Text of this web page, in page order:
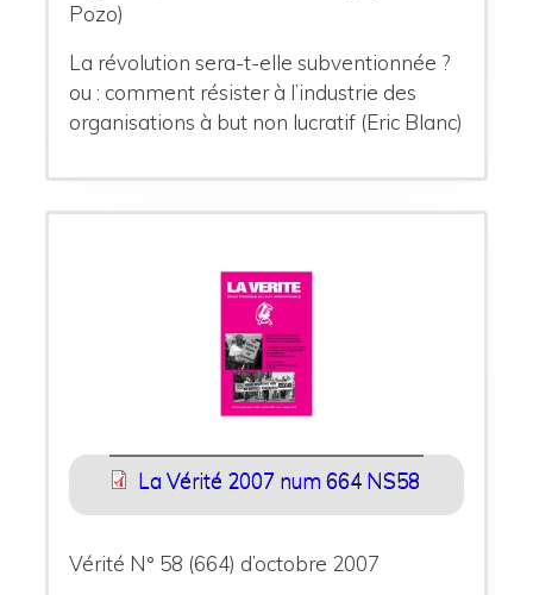
Pozo)
La révolution sera-t-elle subventionnée ?
ou : comment résister à l’industrie des
organisations à but non lucratif (Eric Blanc)
La Vérité 2007 num 664 NS58
Vérité N° 58 (664) d’octobre 2007